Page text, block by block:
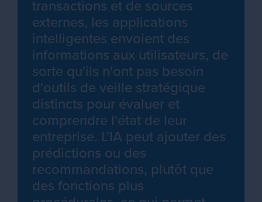
transactions et de sources
externes, les applications
intelligentes envoient des
informations aux utilisateurs, de
sorte qu'ils n'ont pas besoin
d'outils de veille stratégique
distincts pour évaluer et
comprendre l'état de leur
entreprise. L'IA peut ajouter des
prédictions ou des
recommandations, plutôt que
des fonctions plus